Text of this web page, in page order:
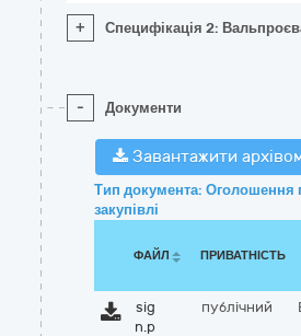
+ Специфікація 2:
- Документи
Завантажити
Тип документа: Оголошення
закупівлі
ФАЙЛ ПРИВАТНІСТЬ
sig
n.p
публічний